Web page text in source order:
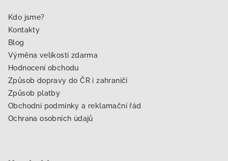
Kdo jsme?
Kontakty
Blog
Výměna velikostí zdarma
Hodnocení obchodu
Způsob dopravy do ČR i zahraničí
Způsob platby
Obchodní podmínky a reklamační řád
Ochrana osobních údajů